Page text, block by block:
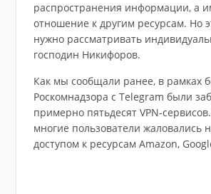
распространения информации, а
отношение к другим ресурсам. Но
нужно рассматривать
господин Никифоров.
Как мы сообщали ранее, в рамках
Роскомнадзора с Telegram были
примерно пятьдесят VPN-
многие пользователи жаловались
доступом к ресурсам Amazon,